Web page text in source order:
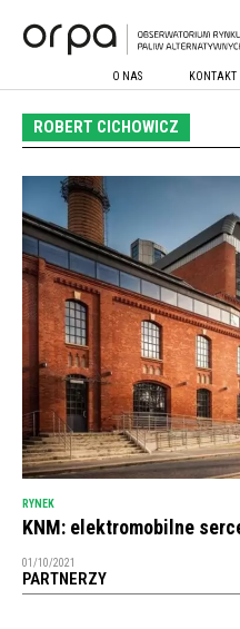
O NAS KONTAKT
ROBERT CICHOWICZ
RYNEK
KNM: elektromobilne
01/10/2021
PARTNERZY